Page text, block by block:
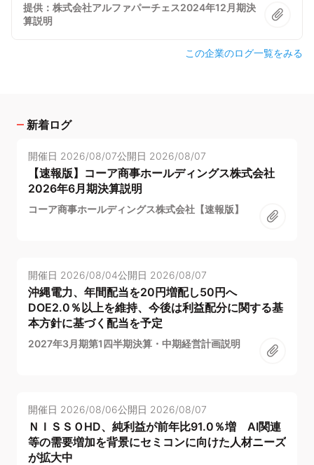
提供：株式会社アルファパーチェス2024年12月期決
算説明
この企業のログ一覧をみる
新着ログ
開催日 2026/08/07公開日 2026/08/07
【速報版】コーア商事ホールディングス株式会社
2026年6月期決算説明
コーア商事ホールディングス株式会社【速報版】
開催日 2026/08/04公開日 2026/08/07
沖縄電力、年間配当を20円増配し50円へ
DOE2.0％以上を維持、今後は利益配分に関する基
本方針に基づく配当を予定
2027年3月期第1四半期決算・中期経営計画説明
開催日 2026/08/06公開日 2026/08/07
ＮＩＳＳＯHD、純利益が前年比91.0％増 AI関連
等の需要増加を背景にセミコンに向けた人材ニーズ
が拡大中